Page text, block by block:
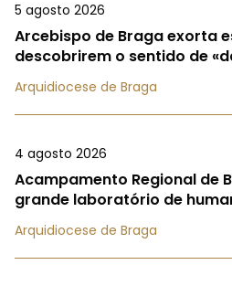
5 agosto 2026
Arcebispo de Braga exorta
descobrirem o sentido de
Arquidiocese de Braga
4 agosto 2026
Acampamento Regional de
grande laboratório de
Arquidiocese de Braga